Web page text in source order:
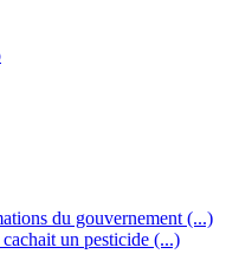
du gouvernement (...)
un pesticide (...)